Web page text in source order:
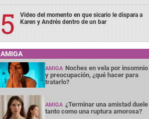
Video del momento en que sicario le dispara a
Karen y Andrés dentro de un bar
AMIGA
AMIGA Noches en vela por insomnio
y preocupación, ¿qué hacer para
tratarlo?
AMIGA ¿Terminar una amistad duele
tanto como una ruptura amorosa?